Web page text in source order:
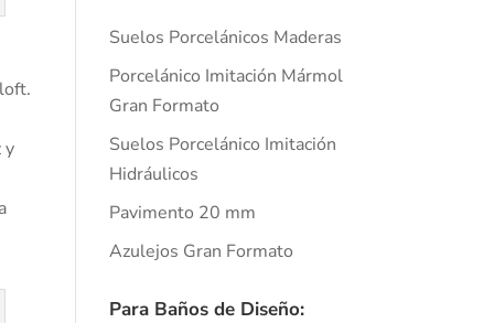
y
Suelos Porcelánicos Maderas
Porcelánico Imitación Mármol
Gran Formato
Suelos Porcelánico Imitación
Hidráulicos
Pavimento 20 mm
Azulejos Gran Formato
Para Baños de Diseño: